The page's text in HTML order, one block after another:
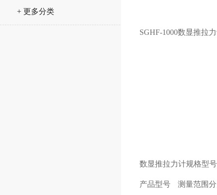
+ 更多分类
SGHF-1000数显推拉
数显推拉力计规格型号
产品型号
测量范围